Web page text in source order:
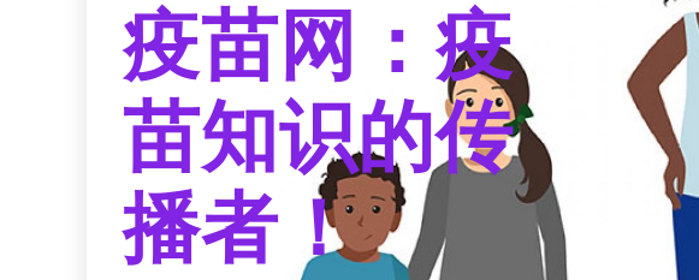
疫苗网：疫
苗知识的传
播者！